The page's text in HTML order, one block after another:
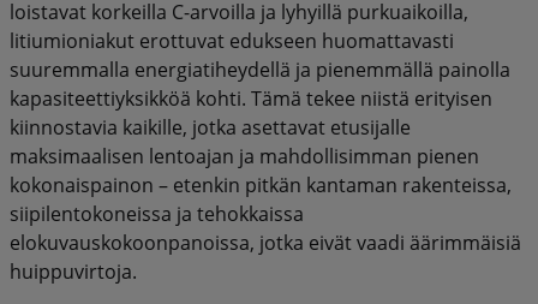
loistavat korkeilla C-arvoilla ja lyhyillä purkuaikoilla,
litiumioniakut erottuvat edukseen huomattavasti
suuremmalla energiatiheydellä ja pienemmällä painolla
kapasiteettiyksikköä kohti. Tämä tekee niistä erityisen
kiinnostavia kaikille, jotka asettavat etusijalle
maksimaalisen lentoajan ja mahdollisimman pienen
kokonaispainon – etenkin pitkän kantaman rakenteissa,
siipilentokoneissa ja tehokkaissa
elokuvauskokoonpanoissa, jotka eivät vaadi äärimmäisiä
huippuvirtoja.